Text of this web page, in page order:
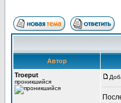
Автор
Troeput
проникшийся